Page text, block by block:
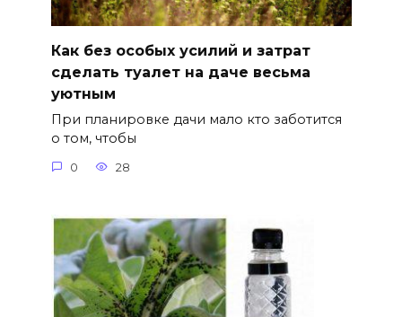
Как без особых усилий и затрат
сделать туалет на даче весьма
уютным
При планировке дачи мало кто заботится
о том, чтобы
0 28